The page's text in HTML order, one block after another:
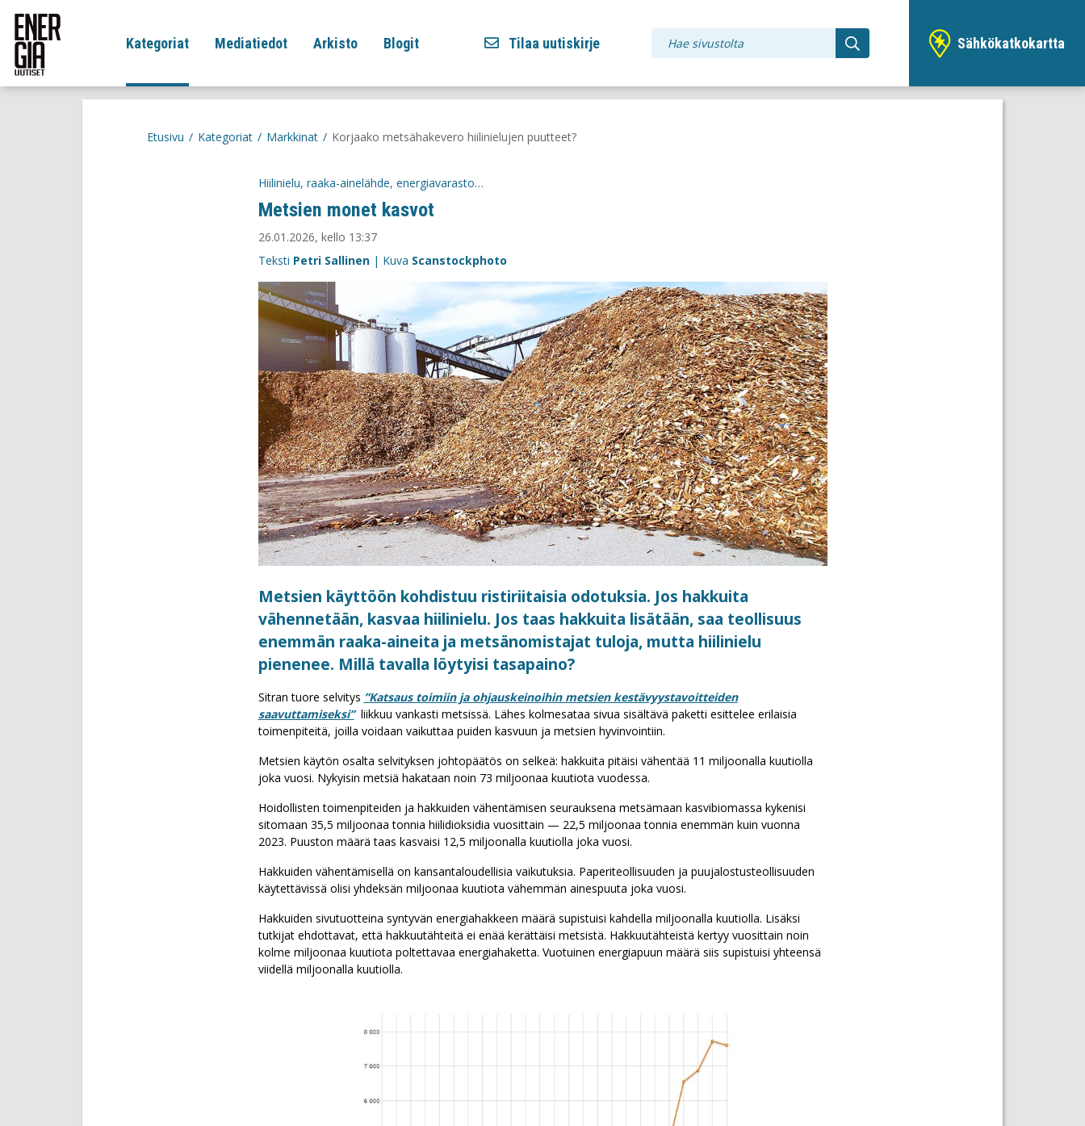
Kategoriat Mediatiedot Arkisto Blogit Tilaa uutiskirje Sähkökatkokartta
Etusivu / Kategoriat / Markkinat / Korjaako metsähakevero hiilinielujen puutteet?
Hiilinielu, raaka-ainelähde, energiavarasto…
Metsien monet kasvot
26.01.2026, kello 13:37
Teksti Petri Sallinen| Kuva Scanstockphoto
Metsien käyttöön kohdistuu ristiriitaisia odotuksia. Jos hakkuita
vähennetään, kasvaa hiilinielu. Jos taas hakkuita lisätään, saa teollisuus
enemmän raaka-aineita ja metsänomistajat tuloja, mutta hiilinielu
pienenee. Millä tavalla löytyisi tasapaino?
Sitran tuore selvitys ”Katsaus toimiin ja ohjauskeinoihin metsien kestävyystavoitteiden
saavuttamiseksi”liikkuu vankasti metsissä. Lähes kolmesataa sivua sisältävä paketti esittelee erilaisia
toimenpiteitä, joilla voidaan vaikuttaa puiden kasvuun ja metsien hyvinvointiin.
Metsien käytön osalta selvityksen johtopäätös on selkeä: hakkuita pitäisi vähentää 11 miljoonalla kuutiolla
joka vuosi. Nykyisin metsiä hakataan noin 73 miljoonaa kuutiota vuodessa.
Hoidollisten toimenpiteiden ja hakkuiden vähentämisen seurauksena metsämaan kasvibiomassa kykenisi
sitomaan 35,5 miljoonaa tonnia hiilidioksidia vuosittain — 22,5 miljoonaa tonnia enemmän kuin vuonna
2023. Puuston määrä taas kasvaisi 12,5 miljoonalla kuutiolla joka vuosi.
Hakkuiden vähentämisellä on kansantaloudellisia vaikutuksia. Paperiteollisuuden ja puujalostusteollisuuden
käytettävissä olisi yhdeksän miljoonaa kuutiota vähemmän ainespuuta joka vuosi.
Hakkuiden sivutuotteina syntyvän energiahakkeen määrä supistuisi kahdella miljoonalla kuutiolla. Lisäksi
tutkijat ehdottavat, että hakkuutähteitä ei enää kerättäisi metsistä. Hakkuutähteistä kertyy vuosittain noin
kolme miljoonaa kuutiota poltettavaa energiahaketta. Vuotuinen energiapuun määrä siis supistuisi yhteensä
viidellä miljoonalla kuutiolla.